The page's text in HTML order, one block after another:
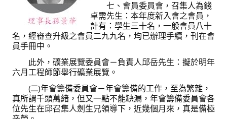
七、會員委員會，召集人為錢
卓需先生：本年度新入會之會員，
計有：學生三十名，一般會員八十
名，經審查升級之會員二九九名 ，均已辦理手續，刊在會
員手冊中。
此外，礦業展覽委員會－負責人邱岳先生：擬於明年
六月工程師節舉行礦業展覽。
(二)年會籌備委員會－年會籌備的工作，至為繁雜，
真所謂千頭萬緒，但又一點不能缺漏，年會籌備委員會各
位先生在邱召集人劍生兄領導下，近幾個月來，真是備極